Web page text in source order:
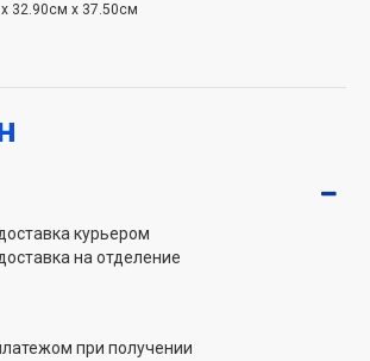
благодаря двигателю
40% энергии.
прибор с эко-дизайном с
из переработанного и
вторичной переработки пластика, а
эко-оптимизирована.
благодаря поразительному
32.90см x 37.50см
курьером
на отделение
при получении